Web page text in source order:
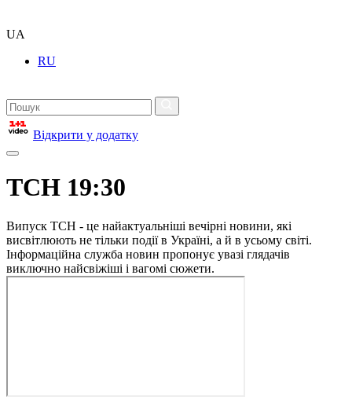
UA
RU
Відкрити у додатку
ТСН 19:30
Випуск ТСН - це найактуальніші вечірні новини, які
висвітлюють не тільки події в Україні, а й в усьому світі.
Інформаційна служба новин пропонує увазі глядачів
виключно найсвіжіші і вагомі сюжети.